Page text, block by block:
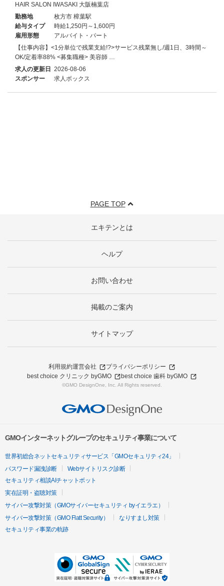
HAIR SALON IWASAKI 大阪楠葉店
勤務地
枚方市 樟葉駅
給与タイプ
時給1,250円～1,600円
雇用形態
アルバイト・パート
【仕事内容】<1分単位で残業支給!?>サービス残業無し/週1日、3時間～
OK/定着率88% <募集職種> 美容師 …
求人の更新日 2026-08-06
スポンサー
求人ボックス
PAGE TOP
エキテンとは
ヘルプ
お問い合わせ
掲載のご案内
サイトマップ
利用規約運営会社
プライバシーポリシー
best choice クリニック byGMO
best choice 歯科 byGMO
©GMO DesignOne, Inc. All Rights reserved.
GMOインターネットグループのセキュリティ事業について
世界初総合ネットセキュリティサービス「GMOセキュリティ24」
パスワード漏洩診断
Webサイトリスク診断
セキュリティ相談AIチャットボット
実在証明・盗聴対策
サイバー攻撃対策（GMOサイバーセキュリティ byイエラエ）
サイバー攻撃対策（GMO Flatt Security）
なりすまし対策
セキュリティ事業の軌跡